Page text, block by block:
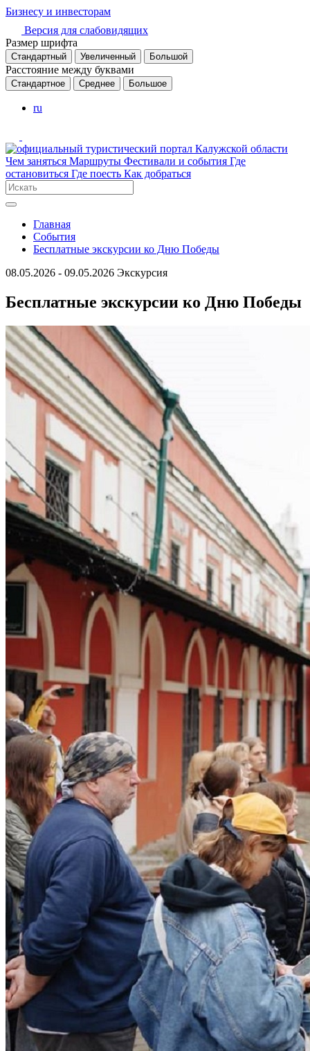
Бизнесу и инвесторам
Версия для слабовидящих
Размер шрифта
Стандартный Увеличенный Большой
Расстояние между буквами
Стандартное Среднее Большое
ru
Чем заняться Маршруты Фестивали и события Где
остановиться Где поесть Как добраться
Главная
События
Бесплатные экскурсии ко Дню Победы
08.05.2026 - 09.05.2026 Экскурсия
Бесплатные экскурсии ко Дню Победы